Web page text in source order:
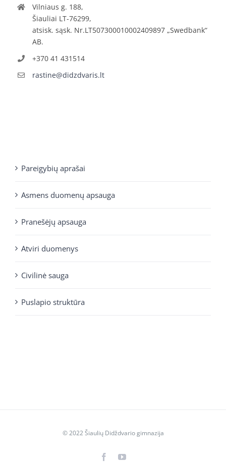
Vilniaus g. 188,
Šiauliai LT-76299,
atsisk. sąsk. Nr.LT507300010002409897 „Swedbank“
AB.
+370 41 431514
rastine@didzdvaris.lt
Pareigybių aprašai
Asmens duomenų apsauga
Pranešėjų apsauga
Atviri duomenys
Civilinė sauga
Puslapio struktūra
© 2022 Šiaulių Didždvario gimnazija
FacebookYouTube